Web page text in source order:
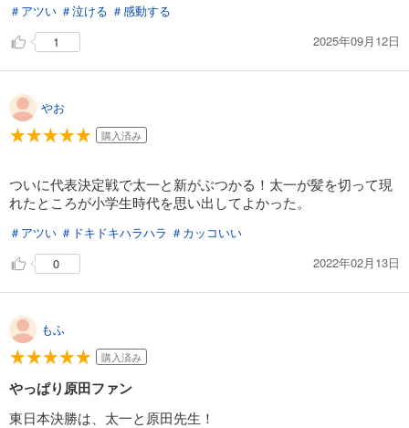
あらすじを表示する
594円 (税込)
完結
カート
ちはやふる（５０）
あらすじを表示する
＃アツい ＃泣ける ＃感動する
1
2025年09月12日
やお
購入済み
ついに代表決定戦で太一と新がぶつかる！太一が髪を切って現
れたところが小学生時代を思い出してよかった。
＃アツい ＃ドキドキハラハラ ＃カッコいい
0
2022年02月13日
もふ
購入済み
やっぱり原田ファン
東日本決勝は、太一と原田先生！